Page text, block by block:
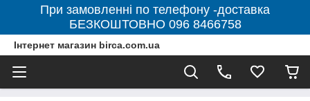
При замовленні по телефону -доставка
БЕЗКОШТОВНО 096 8466758
Інтернет магазин birca.com.ua